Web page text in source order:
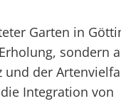
Garten in
sondern
und der
Integration von